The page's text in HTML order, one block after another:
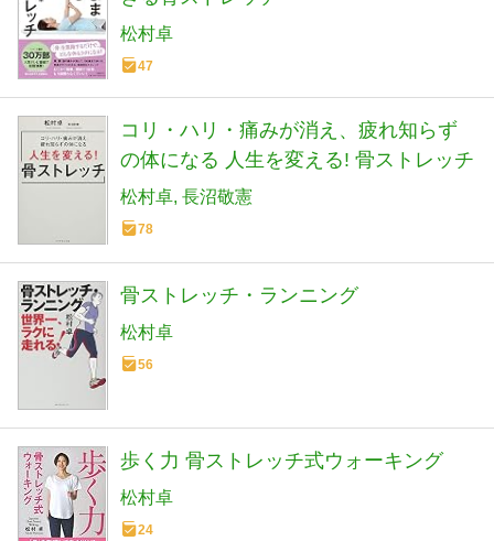
松村卓
47
コリ・ハリ・痛みが消え、疲れ知らず
の体になる 人生を変える! 骨ストレッチ
松村卓 長沼敬憲
78
骨ストレッチ・ランニング
松村卓
56
歩く力 骨ストレッチ式ウォーキング
松村卓
24